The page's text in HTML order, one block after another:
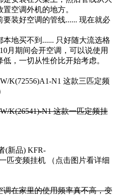
空调外机的地方。
装好空调的管线...... 现在就必
地买不到...... 只好随大流选格
月期间会开空调，可以说使用
，一切从性价比开始考虑。
K(72556)A1-N1 这款三匹定频
K(26541)-N1 这款一匹定频挂
(新品) KFR-
匹变频挂机 （点击图片看详细
在家里的使用频率真不高，变